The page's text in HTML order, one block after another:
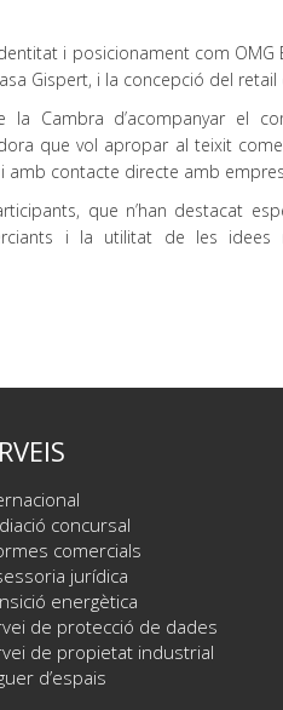
i posicionament com
Gispert, i la concepció del retail
Cambra d’acompanyar el
que vol apropar al teixit
contacte directe amb
que n’han destacat
i la utilitat de les
concursal
comercials
jurídica
energètica
de protecció de dades
de propietat industrial
d’espais